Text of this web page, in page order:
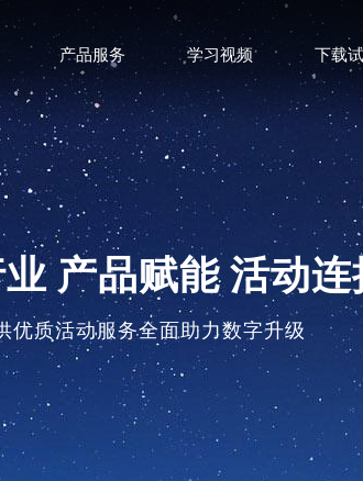
产品赋能 活动连
产品服务 学习视频 下载
优质活动服务全面助力数字升级